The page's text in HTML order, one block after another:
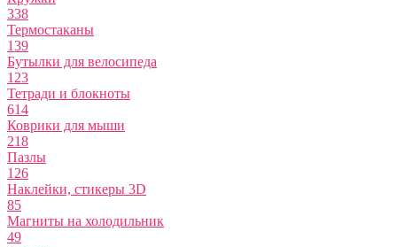
338
Термостаканы
139
Бутылки для велосипеда
123
Тетради и блокноты
614
Коврики для мыши
218
Пазлы
126
Наклейки, стикеры 3D
85
Магниты на холодильник
49